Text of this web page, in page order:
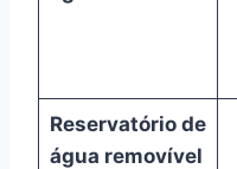
Reservatório de
água removível